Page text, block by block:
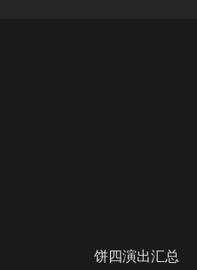
饼四演出汇总